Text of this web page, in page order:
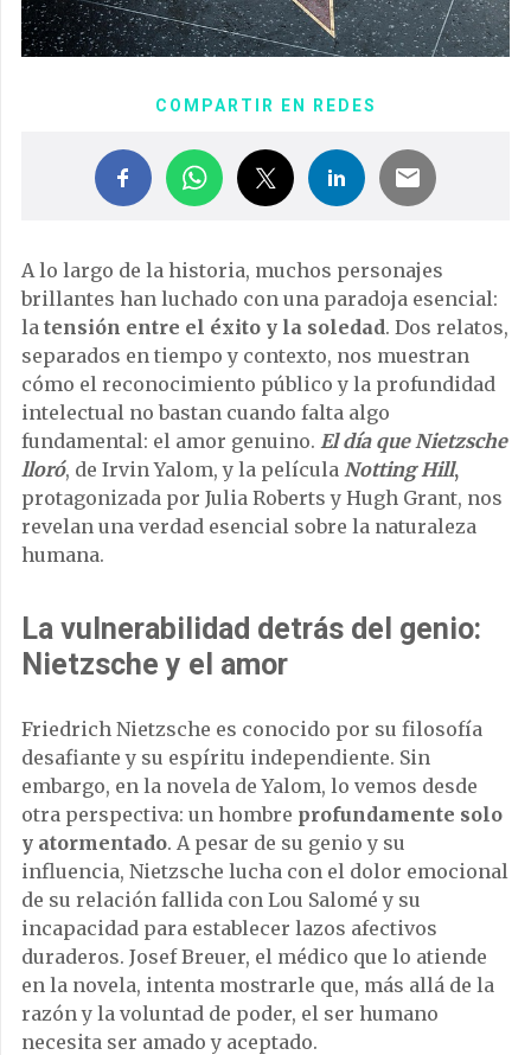
COMPARTIR EN REDES
A lo largo de la historia, muchos personajes
brillantes han luchado con una paradoja esencial:
la tensión entre el éxito y la soledad. Dos relatos,
separados en tiempo y contexto, nos muestran
cómo el reconocimiento público y la profundidad
intelectual no bastan cuando falta algo
fundamental: el amor genuino. El día que Nietzsche
lloró, de Irvin Yalom, y la película Notting Hill,
protagonizada por Julia Roberts y Hugh Grant, nos
revelan una verdad esencial sobre la naturaleza
humana.
La vulnerabilidad detrás del genio:
Nietzsche y el amor
Friedrich Nietzsche es conocido por su filosofía
desafiante y su espíritu independiente. Sin
embargo, en la novela de Yalom, lo vemos desde
otra perspectiva: un hombre profundamente solo
y atormentado. A pesar de su genio y su
influencia, Nietzsche lucha con el dolor emocional
de su relación fallida con Lou Salomé y su
incapacidad para establecer lazos afectivos
duraderos. Josef Breuer, el médico que lo atiende
en la novela, intenta mostrarle que, más allá de la
razón y la voluntad de poder, el ser humano
necesita ser amado y aceptado.